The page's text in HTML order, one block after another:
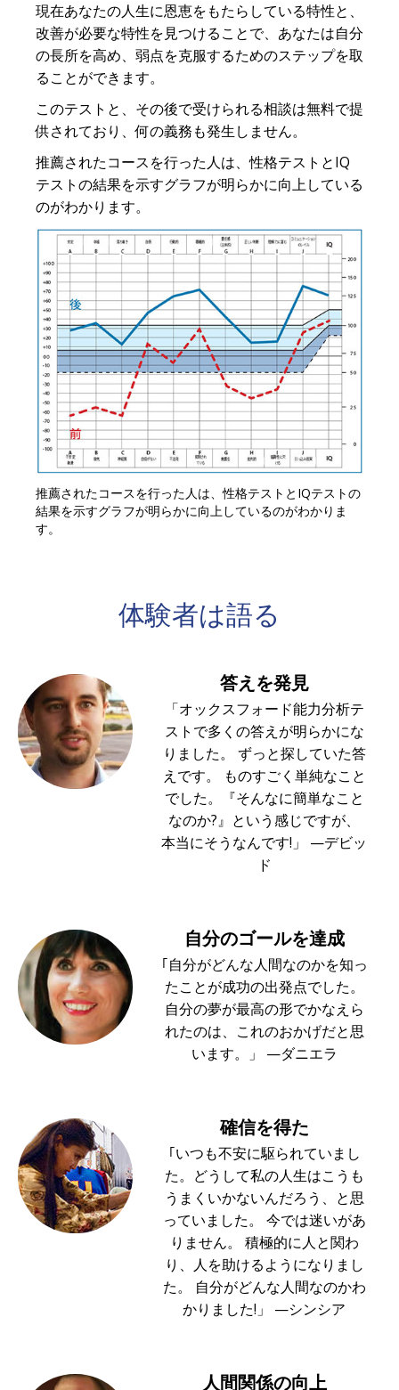
現在あなたの人生に恩恵をもたらしている特性と、
改善が必要な特性を見つけることで、あなたは自分
の長所を高め、弱点を克服するためのステップを取
ることができます。
このテストと、その後で受けられる相談は無料で提
供されており、何の義務も発生しません。
推薦されたコースを行った人は、性格テストとIQ
テストの結果を示すグラフが明らかに向上している
のがわかります。
推薦されたコースを行った人は、性格テストとIQテストの
結果を示すグラフが明らかに向上しているのがわかりま
す。
体験者は語る
答えを発見
「オックスフォード能力分析テ
ストで多くの答えが明らかにな
りました。 ずっと探していた答
えです。 ものすごく単純なこと
でした。『そんなに簡単なこと
なのか?』という感じですが、
本当にそうなんです!」 —デビッ
ド
自分のゴールを達成
｢自分がどんな人間なのかを知っ
たことが成功の出発点でした。
自分の夢が最高の形でかなえら
れたのは、これのおかげだと思
います。」 —ダニエラ
確信を得た
｢いつも不安に駆られていまし
た。どうして私の人生はこうも
うまくいかないんだろう、と思
っていました。 今では迷いがあ
りません。 積極的に人と関わ
り、人を助けるようになりまし
た。 自分がどんな人間なのかわ
かりました!」 —シンシア
人間関係の向上